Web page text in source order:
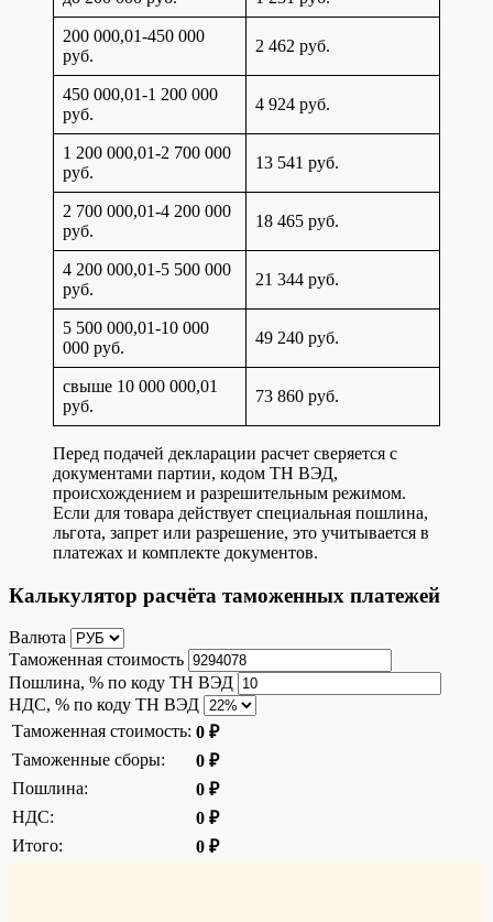
200 000,01-450 000
руб.
2 462 руб.
450 000,01-1 200 000
руб.
4 924 руб.
1 200 000,01-2 700 000
руб.
13 541 руб.
2 700 000,01-4 200 000
руб.
18 465 руб.
4 200 000,01-5 500 000
руб.
21 344 руб.
5 500 000,01-10 000
000 руб.
49 240 руб.
свыше 10 000 000,01
руб.
73 860 руб.
Перед подачей декларации расчет сверяется с
документами партии, кодом ТН ВЭД,
происхождением и разрешительным режимом.
Если для товара действует специальная пошлина,
льгота, запрет или разрешение, это учитывается в
платежах и комплекте документов.
Калькулятор расчёта таможенных платежей
Валюта
Таможенная стоимость
Пошлина, % по коду ТН ВЭД
НДС, % по коду ТН ВЭД
Таможенная стоимость: 0 ₽
Таможенные сборы:
0 ₽
Пошлина:
0 ₽
НДС:
0 ₽
Итого:
0 ₽